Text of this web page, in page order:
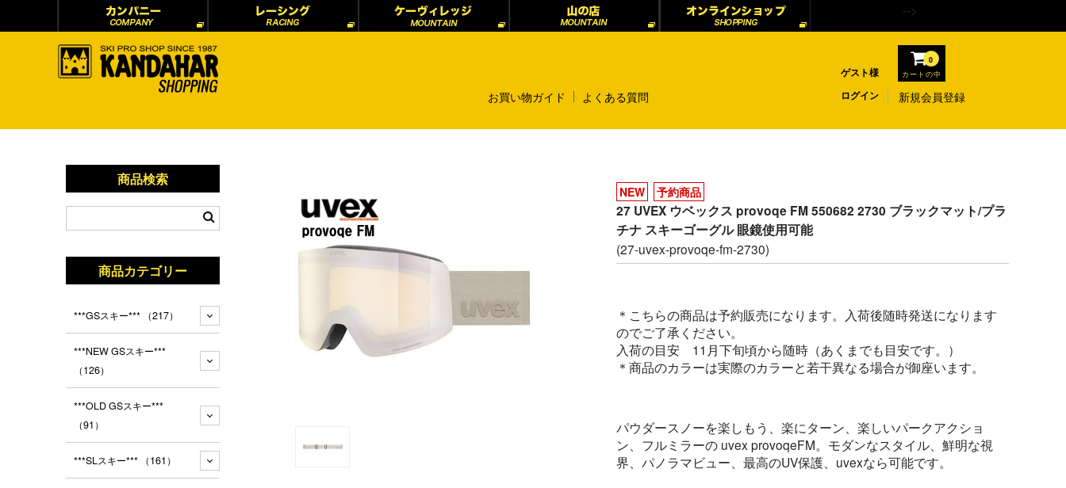
-->
ゲスト様 カートの中
0
ログイン 新規会員登録
お買い物ガイド よくある質問
NEW 予約商品
27 UVEX ウベックス provoqe FM 550682 2730 ブラックマット/プラ
チナ スキーゴーグル 眼鏡使用可能
(27-uvex-provoqe-fm-2730)
＊こちらの商品は予約販売になります。入荷後随時発送になります
のでご了承ください。
入荷の目安 11月下旬頃から随時（あくまでも目安です。）
＊商品のカラーは実際のカラーと若干異なる場合が御座います。
パウダースノーを楽しもう、楽にターン、楽しいパークアクショ
ン、フルミラーの uvex provoqeFM。モダンなスタイル、鮮明な視
界、パノラマビュー、最高のUV保護、uvexなら可能です。
商品検索
商品カテゴリー
***GSスキー*** （217）
***NEW GSスキー***
（126）
***OLD GSスキー***
（91）
***SLスキー*** （161）